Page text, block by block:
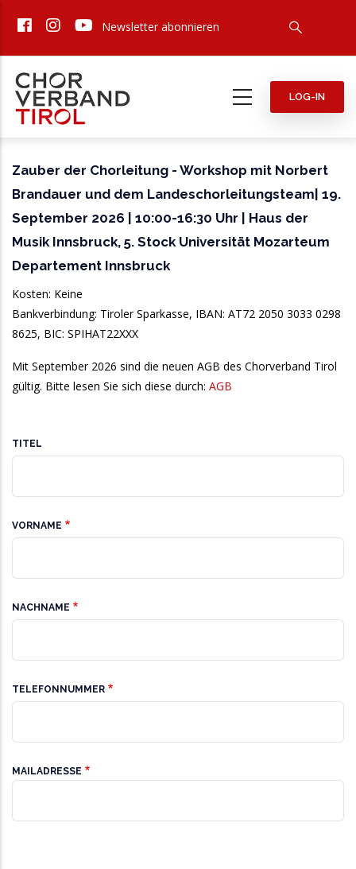
zum
Newsletter abonnieren
LOG-IN
Zauber der Chorleitung - Workshop mit Norbert
Brandauer und dem Landeschorleitungsteam| 19.
September 2026 | 10:00-16:30 Uhr | Haus der
Musik Innsbruck, 5. Stock Universität Mozarteum
Departement Innsbruck
Kosten: Keine
Bankverbindung: Tiroler Sparkasse, IBAN: AT72 2050 3033 0298
8625, BIC: SPIHAT22XXX
Mit September 2026 sind die neuen AGB des Chorverband Tirol
gültig. Bitte lesen Sie sich diese durch: AGB
Allgemeines
TITEL
VORNAME
NACHNAME
TELEFONNUMMER
MAILADRESSE